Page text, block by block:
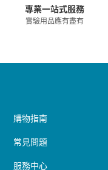
專業一站式服務
實驗用品應有盡有
購物指南
常見問題
服務中心